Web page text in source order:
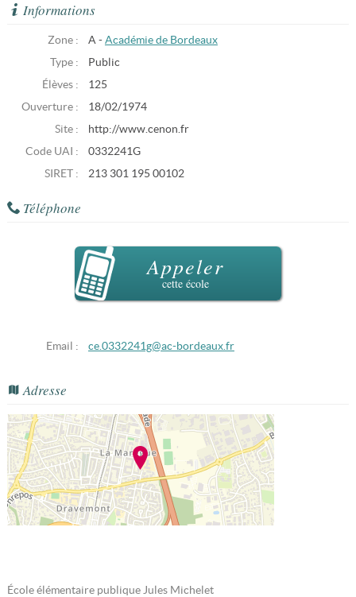
Informations
Zone : A - Académie de Bordeaux
Type :
Public
Élèves :
125
Ouverture :
18/02/1974
Site :
http://www.cenon.fr
Code UAI :
0332241G
SIRET :
213 301 195 00102
Téléphone
Appeler
cette école
Email : ce.0332241g@ac-bordeaux.fr
Adresse
École élémentaire publique Jules Michelet